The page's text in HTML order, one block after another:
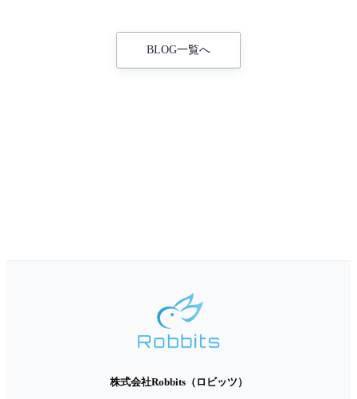
BLOG一覧へ
株式会社Robbits（ロビッツ）